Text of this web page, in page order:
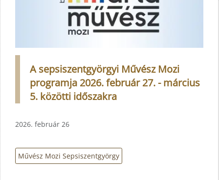
A sepsiszentgyörgyi Művész Mozi
programja 2026. február 27. - március
5. közötti időszakra
2026. február 26
Művész Mozi Sepsiszentgyörgy